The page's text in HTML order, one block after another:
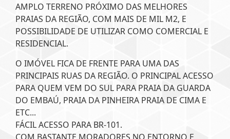
AMPLO TERRENO PRÓXIMO DAS MELHORES
PRAIAS DA REGIÃO, COM MAIS DE MIL M2, E
POSSIBILIDADE DE UTILIZAR COMO COMERCIAL E
RESIDENCIAL.
O IMÓVEL FICA DE FRENTE PARA UMA DAS
PRINCIPAIS RUAS DA REGIÃO. O PRINCIPAL ACESSO
PARA QUEM VEM DO SUL PARA PRAIA DA GUARDA
DO EMBAÚ, PRAIA DA PINHEIRA PRAIA DE CIMA E
ETC...
FÁCIL ACESSO PARA BR-101.